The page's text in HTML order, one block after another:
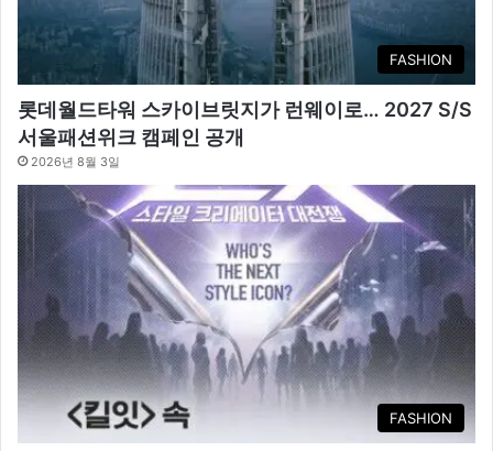
FASHION
롯데월드타워 스카이브릿지가 런웨이로… 2027 S/S
서울패션위크 캠페인 공개
2026년 8월 3일
FASHION